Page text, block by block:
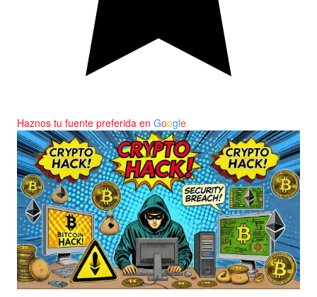
Haznos tu fuente preferida en Google